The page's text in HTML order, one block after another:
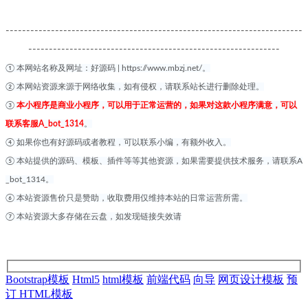
------------------------------------------------------------------------
-------------------------------------------------------------
① 本网站名称及网址：好源码 | https://www.mbzj.net/。
② 本网站资源来源于网络收集，如有侵权，请联系站长进行删除处理。
③ 本小程序是商业小程序，可以用于正常运营的，如果对这款小程序满意，可以
联系客服A_bot_1314。
④ 如果你也有好源码或者教程，可以联系小编，有额外收入。
⑤ 本站提供的源码、模板、插件等等其他资源，如果需要提供技术服务，请联系A
_bot_1314。
⑥ 本站资源售价只是赞助，收取费用仅维持本站的日常运营所需。
⑦ 本站资源大多存储在云盘，如发现链接失效请
Bootstrap模板 Html5 html模板 前端代码 向导 网页设计模板 预
订 HTML模板